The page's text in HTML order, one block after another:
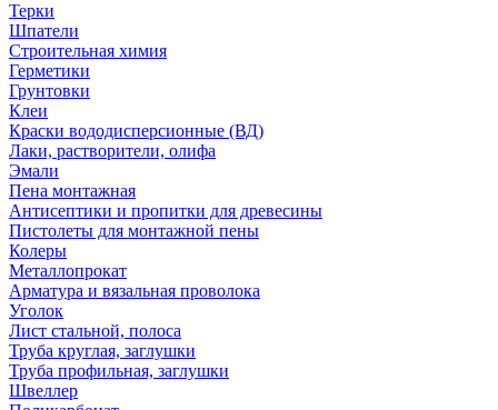
Терки
Шпатели
Строительная химия
Герметики
Грунтовки
Клеи
Краски вододисперсионные (ВД)
Лаки, растворители, олифа
Эмали
Пена монтажная
Антисептики и пропитки для древесины
Пистолеты для монтажной пены
Колеры
Металлопрокат
Арматура и вязальная проволока
Уголок
Лист стальной, полоса
Труба круглая, заглушки
Труба профильная, заглушки
Швеллер